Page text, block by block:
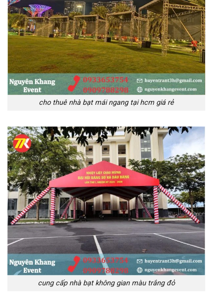
cho thuê nhà bạt mái ngang tại hcm giá rẻ
cung cấp nhà bạt không gian màu trắng đỏ